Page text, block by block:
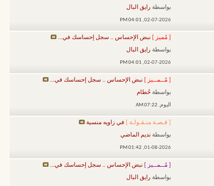
بواسطة رايق البال
02-07-2026,
04:01 PM
[ مُميز ] نبض الإحساس .. سجل إحساسك في...
بواسطة رايق البال
02-07-2026,
04:01 PM
[ مُــمــيز ] نبض الإحساس .. سجل إحساسك في...
بواسطة حُطام
اليوم, 07:22 AM
[ قـصـة منـقـولـة ] في زاويه منسية
بواسطة نديم الماضي
01-08-2026,
01:42 PM
[ مُــمــيز ] نبض الإحساس .. سجل إحساسك في...
بواسطة رايق البال